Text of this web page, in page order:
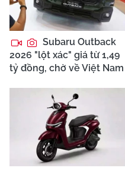
Subaru Outback
2026 "lột xác" giá từ 1,49
tỷ đồng, chờ về Việt Nam